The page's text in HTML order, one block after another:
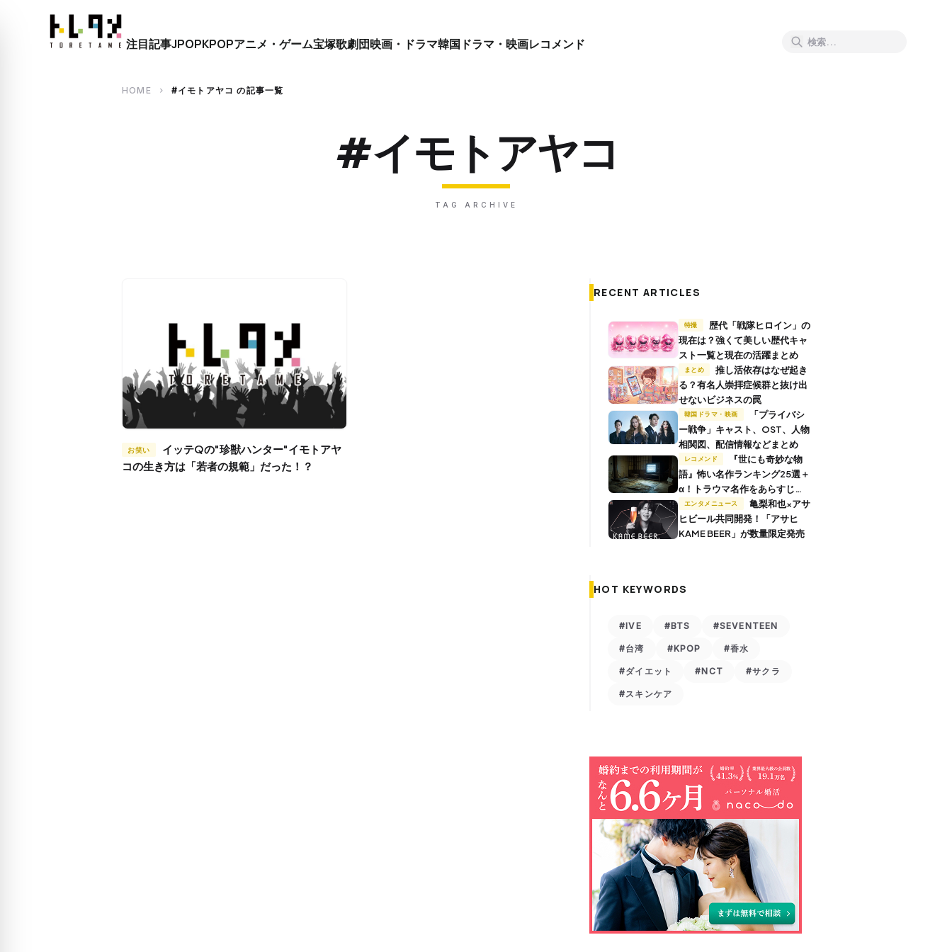
close
注目記事JPOPKPOPアニメ・ゲーム宝塚歌劇団映画・ドラマ韓国ドラマ・映画レコメンド
HOME chevron_right #イモトアヤコ の記事一覧
#イモトアヤコ
TAG ARCHIVE
お笑い
コの生き方は「若者の規範」だった！？
RECENT ARTICLES
特撮
現在は？強くて美しい歴代キャ
スト一覧と現在の活躍まとめ
まとめ
推し活依存はなぜ起き
る？有名人崇拝症候群と抜け出
せないビジネスの罠
韓国ドラマ・映画
ー戦争」キャスト、OST、人物
相関図、配信情報などまとめ
レコメンド
語』怖い名作ランキング25選＋
α！トラウマ名作をあらすじ付
きで解説
エンタメニュース
ヒビール共同開発！「アサヒ
KAME BEER」が数量限定発売
HOT KEYWORDS
#IVE #BTS #SEVENTEEN
#台湾 #KPOP #香水
#ダイエット #NCT #サクラ
#スキンケア